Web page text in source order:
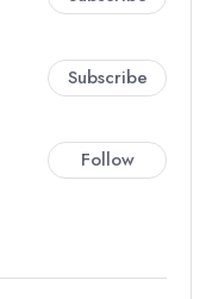
Subscribe
Follow